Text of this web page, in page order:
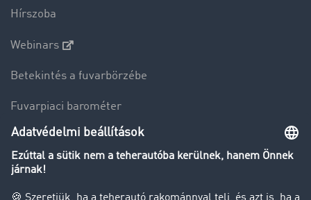
Hírszoba
Webinars
Betekintés a fuvarbörzébe
Fuvarpiaci barométer
Transzportlexikon
Tehergépkocsi-forgalomkorlátozás